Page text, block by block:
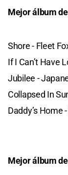
Mejor álbum
Shore - Fleet
If I Can’t Have
Jubilee -
Collapsed In
Daddy’s Home
Mejor álbum